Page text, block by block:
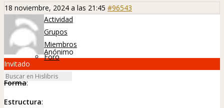
Hislibreños
Actividad
Grupos
Miembros
Foro
18 noviembre, 2024 a las 21:45 #96543
Anónimo
Invitado
Forma:
Estructura: